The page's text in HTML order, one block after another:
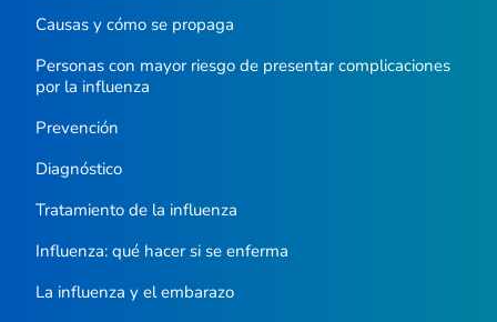
Causas y cómo se propaga
Personas con mayor riesgo de presentar complicaciones
por la influenza
Prevención
Diagnóstico
Tratamiento de la influenza
Influenza: qué hacer si se enferma
La influenza y el embarazo